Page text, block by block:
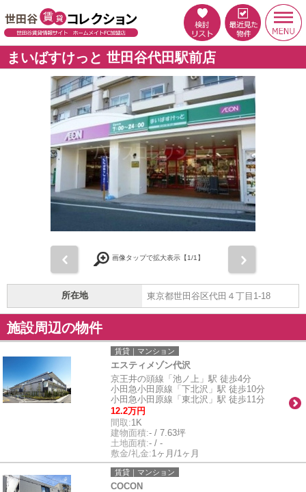
まいばすけっと 世田谷代田駅前店
画像タップで拡大表示【1/1】
所在地 東京都世田谷区代田４丁目1-18
施設周辺の物件
賃貸｜マンション
エスティメゾン代沢
京王井の頭線「池ノ上」駅 徒歩4分
小田急小田原線「下北沢」駅 徒歩10分
小田急小田原線「東北沢」駅 徒歩11分
12.2万円
間取:1K
建物面積:- / 7.63坪
土地面積:- / -
敷金/礼金:1ヶ月/1ヶ月
賃貸｜マンション
COCON